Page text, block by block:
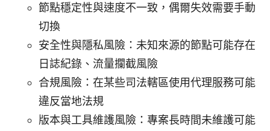
節點穩定性與速度不一致，偶爾失效需要手動
切換
安全性與隱私風險：未知來源的節點可能存在
日誌紀錄、流量攔截風險
合規風險：在某些司法轄區使用代理服務可能
違反當地法規
版本與工具維護風險：專案長時間未維護可能